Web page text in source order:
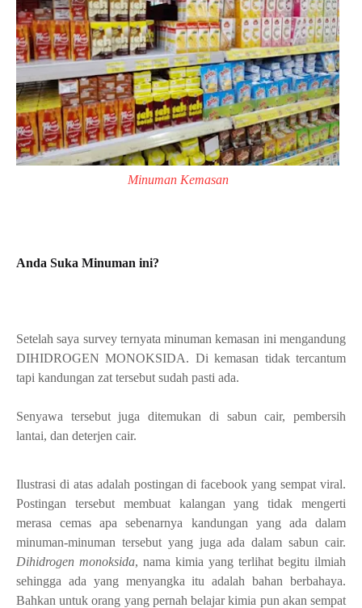
Minuman Kemasan
Anda Suka Minuman ini?
Setelah saya survey ternyata minuman kemasan ini mengandung
DIHIDROGEN MONOKSIDA. Di kemasan tidak tercantum
tapi kandungan zat tersebut sudah pasti ada.
Senyawa tersebut juga ditemukan di sabun cair, pembersih
lantai, dan deterjen cair.
Ilustrasi di atas adalah postingan di facebook yang sempat viral.
Postingan tersebut membuat kalangan yang tidak mengerti
merasa cemas apa sebenarnya kandungan yang ada dalam
minuman-minuman tersebut yang juga ada dalam sabun cair.
Dihidrogen monoksida, nama kimia yang terlihat begitu ilmiah
sehingga ada yang menyangka itu adalah bahan berbahaya.
Bahkan untuk orang yang pernah belajar kimia pun akan sempat